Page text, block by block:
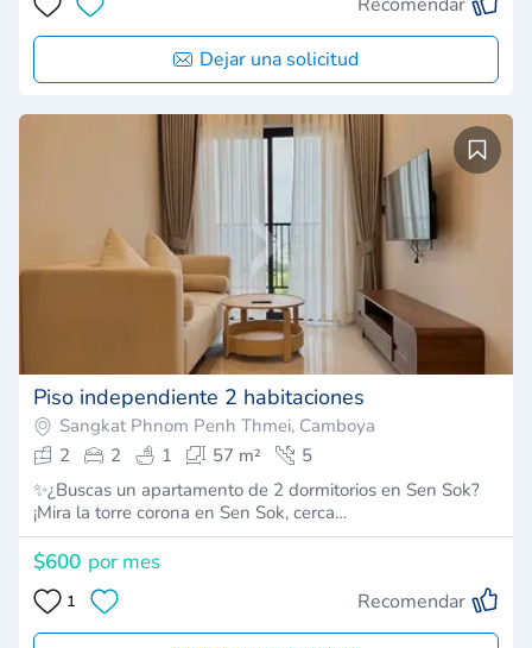
Dejar una solicitud
Piso independiente 2 habitaciones
Sangkat Phnom Penh Thmei, Camboya
2
2 1 57 m²
5
✨¿Buscas un apartamento de 2 dormitorios en Sen Sok?
¡Mira la torre corona en Sen Sok, cerca…
$600 por mes
1 Recomendar